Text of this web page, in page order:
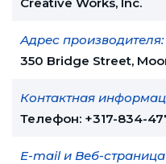
Адрес производителя:
350 Bridge Street,
Контактная
Телефон: +317-834-
E-mail и Веб-